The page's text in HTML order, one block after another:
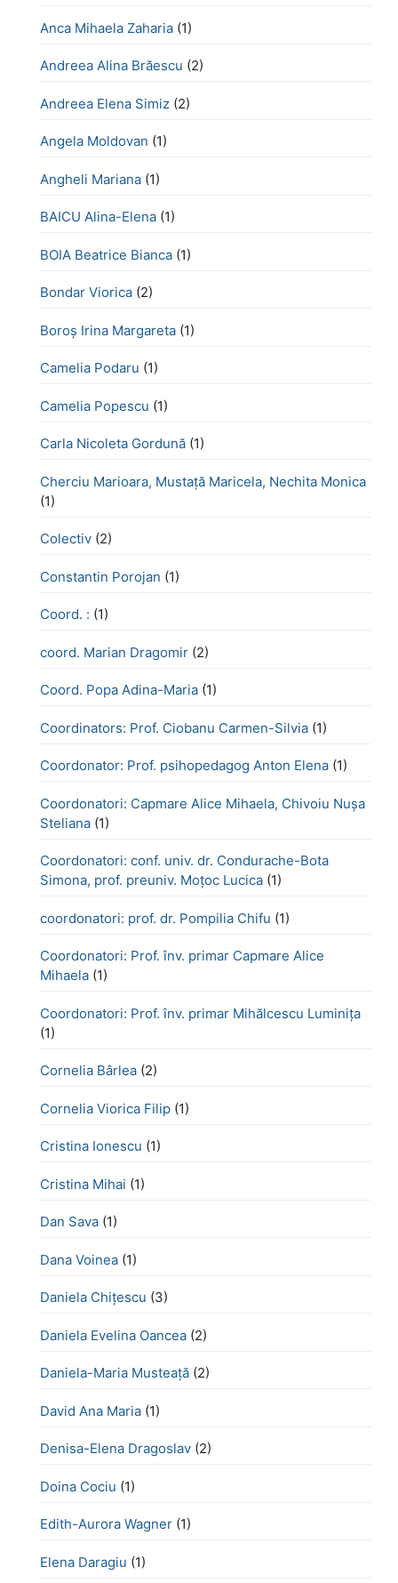
Anca Mihaela Zaharia (1)
Andreea Alina Brăescu (2)
Andreea Elena Simiz (2)
Angela Moldovan (1)
Angheli Mariana (1)
BAICU Alina-Elena (1)
BOIA Beatrice Bianca (1)
Bondar Viorica (2)
Boroş Irina Margareta (1)
Camelia Podaru (1)
Camelia Popescu (1)
Carla Nicoleta Gordună (1)
Cherciu Marioara, Mustață Maricela, Nechita Monica
(1)
Colectiv (2)
Constantin Porojan (1)
Coord. : (1)
coord. Marian Dragomir (2)
Coord. Popa Adina-Maria (1)
Coordinators: Prof. Ciobanu Carmen-Silvia (1)
Coordonator: Prof. psihopedagog Anton Elena (1)
Coordonatori: Capmare Alice Mihaela, Chivoiu Nușa
Steliana (1)
Coordonatori: conf. univ. dr. Condurache-Bota
Simona, prof. preuniv. Moțoc Lucica (1)
coordonatori: prof. dr. Pompilia Chifu (1)
Coordonatori: Prof. înv. primar Capmare Alice
Mihaela (1)
Coordonatori: Prof. înv. primar Mihălcescu Luminița
(1)
Cornelia Bârlea (2)
Cornelia Viorica Filip (1)
Cristina Ionescu (1)
Cristina Mihai (1)
Dan Sava (1)
Dana Voinea (1)
Daniela Chițescu (3)
Daniela Evelina Oancea (2)
Daniela-Maria Musteață (2)
David Ana Maria (1)
Denisa-Elena Dragoslav (2)
Doina Cociu (1)
Edith-Aurora Wagner (1)
Elena Daragiu (1)